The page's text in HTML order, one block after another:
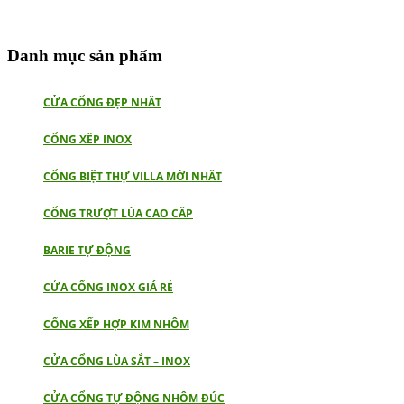
Danh mục sản phẩm
CỬA CỔNG ĐẸP NHẤT
CỔNG XẾP INOX
CỔNG BIỆT THỰ VILLA MỚI NHẤT
CỔNG TRƯỢT LÙA CAO CẤP
BARIE TỰ ĐỘNG
CỬA CỔNG INOX GIÁ RẺ
CỔNG XẾP HỢP KIM NHÔM
CỬA CỔNG LÙA SẮT – INOX
CỬA CỔNG TỰ ĐỘNG NHÔM ĐÚC